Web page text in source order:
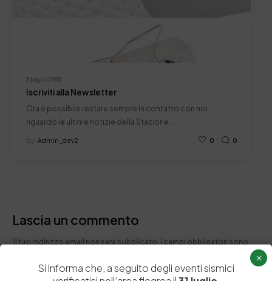
3 Luglio 2015
Iscriviti alla Newsletter
Ora è possibile restare sempre in contatto con noi
riguardo le ultime notizie della Stazione…
by Admin_dev2 0 0
Lascia un commento
Il tuo indirizzo email non sarà pubblicato. I campi obbligatori sono
Si informa che, a seguito degli eventi sismici
×